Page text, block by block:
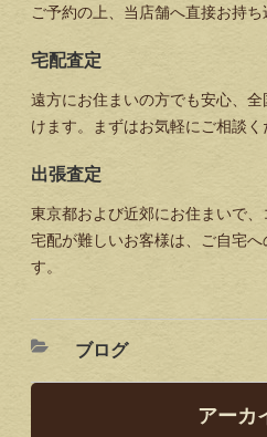
ご予約の上、当店舗へ直接お持ち
宅配査定
遠方にお住まいの方でも安心、
けます。まずはお気軽にご相談く
出張査定
東京都および近郊にお住まいで
宅配が難しいお客様は、ご自宅
す。
ブログ
アーカ